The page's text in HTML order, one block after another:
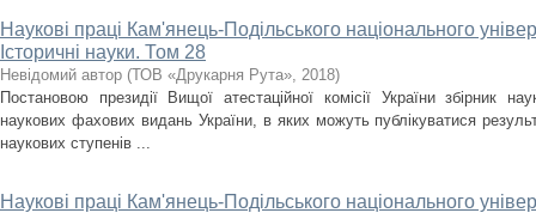
Наукові праці Кам'янець-Подільського національного
Історичні науки. Том 28
Невідомий автор (ТОВ «Друкарня Рута», 2018)
Постановою президії Вищої атестаційної комісії України збірник
наукових фахових видань України, в яких можуть публікуватися
наукових ступенів ...
Наукові праці Кам'янець-Подільського національного